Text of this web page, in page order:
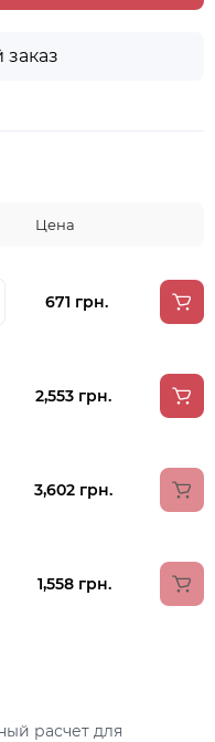
Цена
671 грн.
2,553 грн.
3,602 грн.
1,558 грн.
расчет для